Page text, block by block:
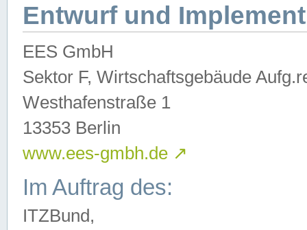
Entwurf und
EES GmbH
Sektor F, Wirtschaftsgebäude
Westhafenstraße 1
13353 Berlin
www.ees-gmbh.de ↗
Im Auftrag des:
ITZBund,